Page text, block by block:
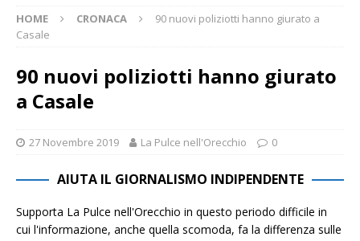
HOME CRONACA
90 nuovi poliziotti hanno giurato a
Casale
90 nuovi poliziotti hanno giurato
a Casale
27 Novembre 2019 La Pulce nell'Orecchio 0
AIUTA IL GIORNALISMO INDIPENDENTE
Supporta La Pulce nell'Orecchio in questo periodo difficile in
cui l'informazione, anche quella scomoda, fa la differenza sulle